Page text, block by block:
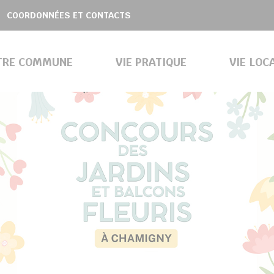
COORDONNÉES ET CONTACTS
COMMUNE VIE PRATIQUE VIE